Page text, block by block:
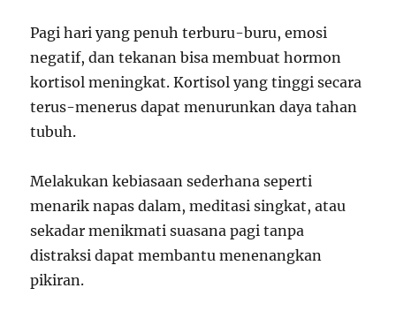
Pagi hari yang penuh terburu-buru, emosi
negatif, dan tekanan bisa membuat hormon
kortisol meningkat. Kortisol yang tinggi secara
terus-menerus dapat menurunkan daya tahan
tubuh.
Melakukan kebiasaan sederhana seperti
menarik napas dalam, meditasi singkat, atau
sekadar menikmati suasana pagi tanpa
distraksi dapat membantu menenangkan
pikiran.